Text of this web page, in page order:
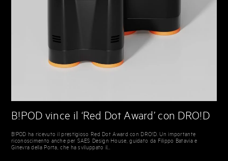
B!POD vince il ‘Red Dot Award’ con DRO!D
B!POD ha ricevuto il prestigioso Red Dot Award con DRO!D. Un importante
riconoscimento anche per SAES Design House, guidato da Filippo Batavia e
Ginevra della Porta, che ha sviluppato il…